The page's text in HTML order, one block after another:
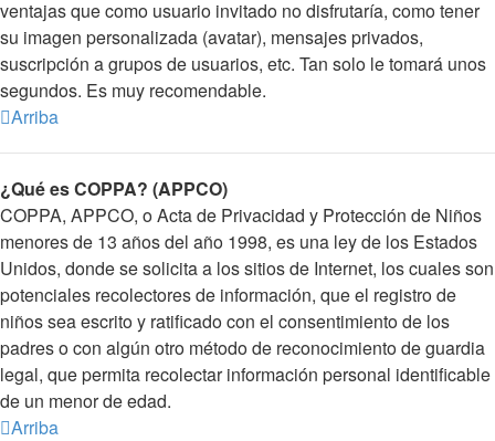
ventajas que como usuario invitado no disfrutaría, como tener
su imagen personalizada (avatar), mensajes privados,
suscripción a grupos de usuarios, etc. Tan solo le tomará unos
segundos. Es muy recomendable.
Arriba
¿Qué es COPPA? (APPCO)
COPPA, APPCO, o Acta de Privacidad y Protección de Niños
menores de 13 años del año 1998, es una ley de los Estados
Unidos, donde se solicita a los sitios de Internet, los cuales son
potenciales recolectores de información, que el registro de
niños sea escrito y ratificado con el consentimiento de los
padres o con algún otro método de reconocimiento de guardia
legal, que permita recolectar información personal identificable
de un menor de edad.
Arriba